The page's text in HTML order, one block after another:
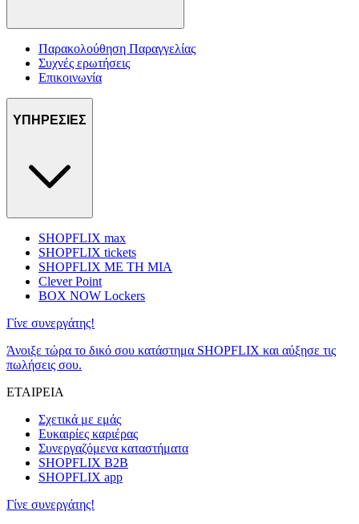
Παρακολούθηση Παραγγελίας
Συχνές ερωτήσεις
Επικοινωνία
ΥΠΗΡΕΣΙΕΣ
SHOPFLIX max
SHOPFLIX tickets
SHOPFLIX ΜΕ ΤΗ ΜΙΑ
Clever Point
BOX NOW Lockers
Γίνε συνεργάτης!
Άνοιξε τώρα το δικό σου κατάστημα SHOPFLIX και αύξησε τις
πωλήσεις σου.
ΕΤΑΙΡΕΙΑ
Σχετικά με εμάς
Ευκαιρίες καριέρας
Συνεργαζόμενα καταστήματα
SHOPFLIX B2B
SHOPFLIX app
Γίνε συνεργάτης!